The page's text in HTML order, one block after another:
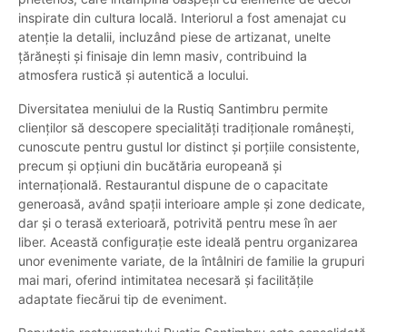
inspirate din cultura locală. Interiorul a fost amenajat cu
atenție la detalii, incluzând piese de artizanat, unelte
țărănești și finisaje din lemn masiv, contribuind la
atmosfera rustică și autentică a locului.
Diversitatea meniului de la Rustiq Santimbru permite
clienților să descopere specialități tradiționale românești,
cunoscute pentru gustul lor distinct și porțiile consistente,
precum și opțiuni din bucătăria europeană și
internațională. Restaurantul dispune de o capacitate
generoasă, având spații interioare ample și zone dedicate,
dar și o terasă exterioară, potrivită pentru mese în aer
liber. Această configurație este ideală pentru organizarea
unor evenimente variate, de la întâlniri de familie la grupuri
mai mari, oferind intimitatea necesară și facilitățile
adaptate fiecărui tip de eveniment.